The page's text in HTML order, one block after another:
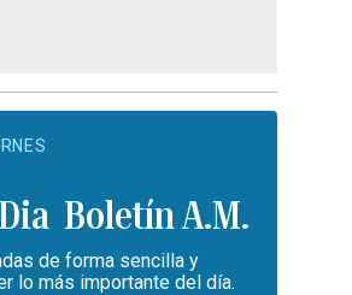
Boletín A.M.
de forma sencilla y
lo más importante del día.